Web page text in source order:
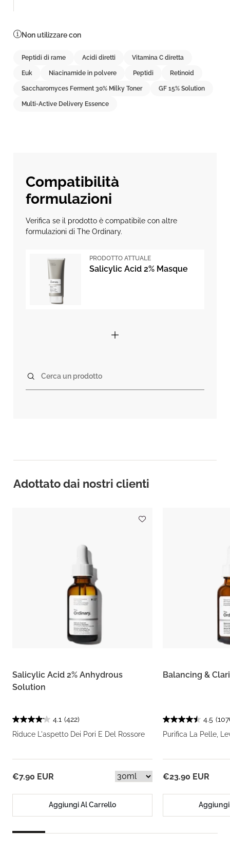
Non utilizzare con
Peptidi di rame Acidi diretti Vitamina C diretta
Euk Niacinamide in polvere Peptidi Retinoid
Saccharomyces Ferment 30% Milky Toner GF 15% Solution
Multi-Active Delivery Essence
Compatibilità
formulazioni
Verifica se il prodotto è compatibile con altre
formulazioni di The Ordinary.
PRODOTTO ATTUALE
Salicylic Acid 2% Masque
Cerca un prodotto
Adottato dai nostri clienti
Salicylic Acid 2% Anhydrous
Solution
4.1 (422)
Riduce L'aspetto Dei Pori E Del Rossore
€7.90 EUR
Aggiungi Al Carrello
Balancing &
4.5
Purifica La Pelle,
€23.90 EUR